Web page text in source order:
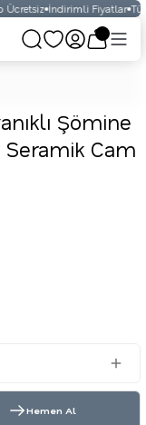
Ücretsiz İndirimli Fiyatlar
Şömine
Cam
Hemen Al